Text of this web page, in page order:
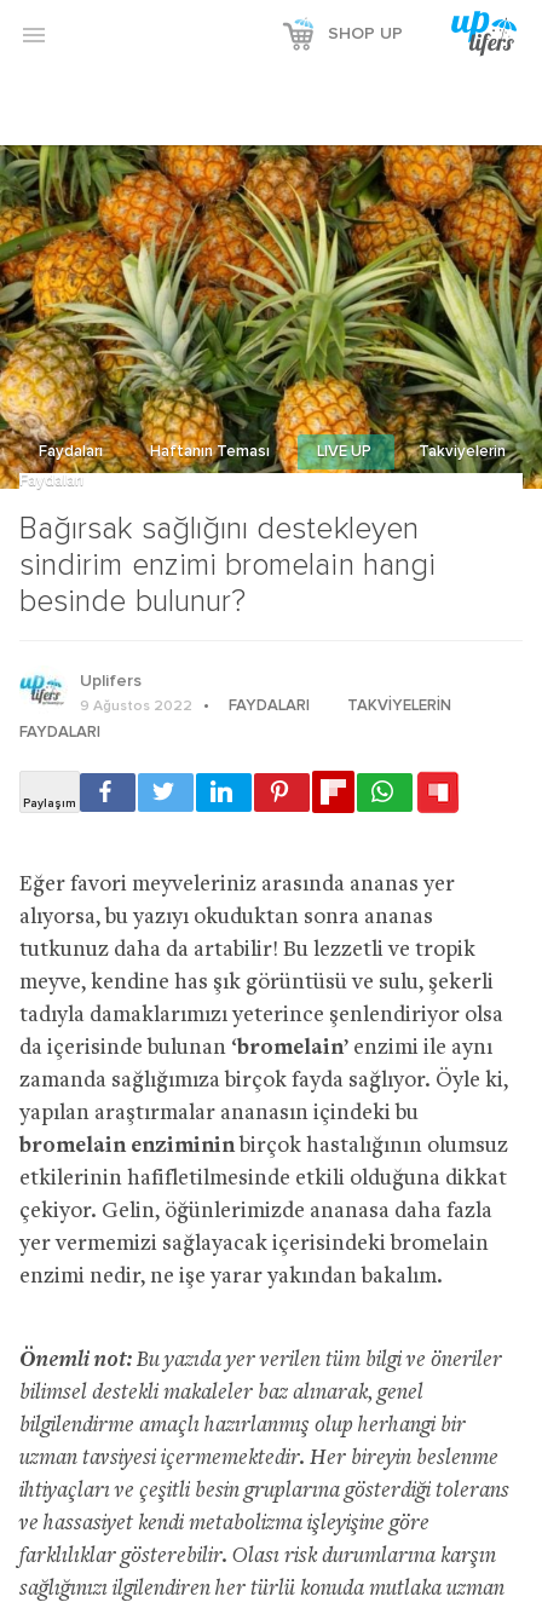
 SHOP UP
Bağırsak sağlığını destekleyen
sindirim enzimi bromelain hangi
besinde bulunur?
Faydaları Haftanın Teması LIVE UP
Takviyelerin
Faydaları
Uplifers
9 Ağustos 2022 FAYDALARI
TAKVIYELERIN
FAYDALARI
Eğer favori meyveleriniz arasında ananas yer
alıyorsa, bu yazıyı okuduktan sonra ananas
tutkunuz daha da artabilir! Bu lezzetli ve tropik
meyve, kendine has şık görüntüsü ve sulu, şekerli
tadıyla damaklarımızı yeterince şenlendiriyor olsa
da içerisinde bulunan ‘bromelain’ enzimi ile aynı
zamanda sağlığımıza birçok fayda sağlıyor. Öyle ki,
yapılan araştırmalar ananasın içindeki bu
bromelain enzimininbirçok hastalığının olumsuz
etkilerinin hafifletilmesinde etkili olduğuna dikkat
çekiyor. Gelin, öğünlerimizde ananasa daha fazla
yer vermemizi sağlayacak içerisindeki bromelain
enzimi nedir, ne işe yarar yakından bakalım.
Önemli not: Bu yazıda yer verilen tüm bilgi ve öneriler
bilimsel destekli makaleler baz alınarak, genel
bilgilendirme amaçlı hazırlanmış olup herhangi bir
uzman tavsiyesi içermemektedir. Her bireyin beslenme
ihtiyaçları ve çeşitli besin gruplarına gösterdiği tolerans
ve hassasiyet kendi metabolizma işleyişine göre
farklılıklar gösterebilir. Olası risk durumlarına karşın
sağlığınızı ilgilendiren her türlü konuda mutlaka uzman